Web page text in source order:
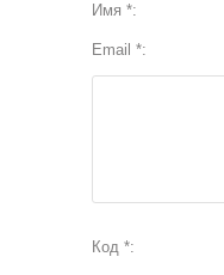
Имя *:
Email *:
Код *: